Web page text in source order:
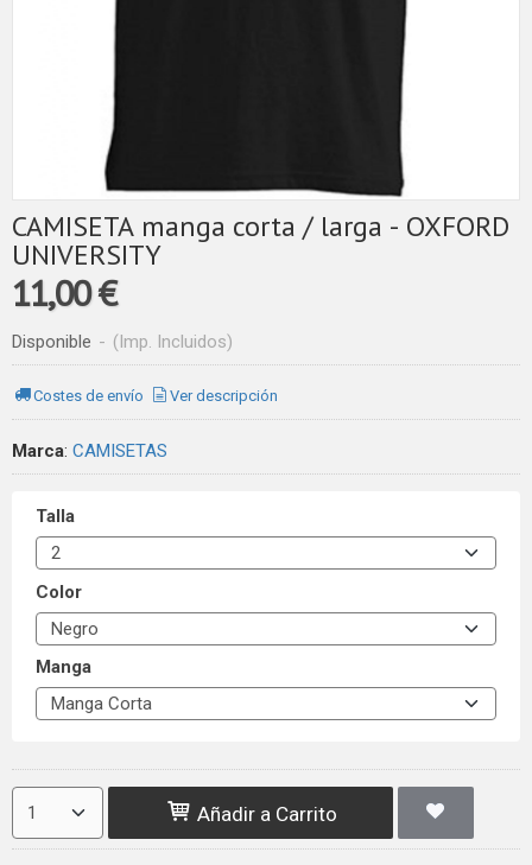
CAMISETA manga corta / larga - OXFORD
UNIVERSITY
11,00 €
Disponible - (Imp. Incluidos)
Costes de envío Ver descripción
Marca: CAMISETAS
Talla
Color
Manga
Añadir a Carrito